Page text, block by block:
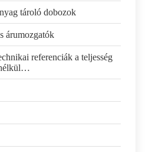
tároló dobozok
árumozgatók
referenciák a teljesség